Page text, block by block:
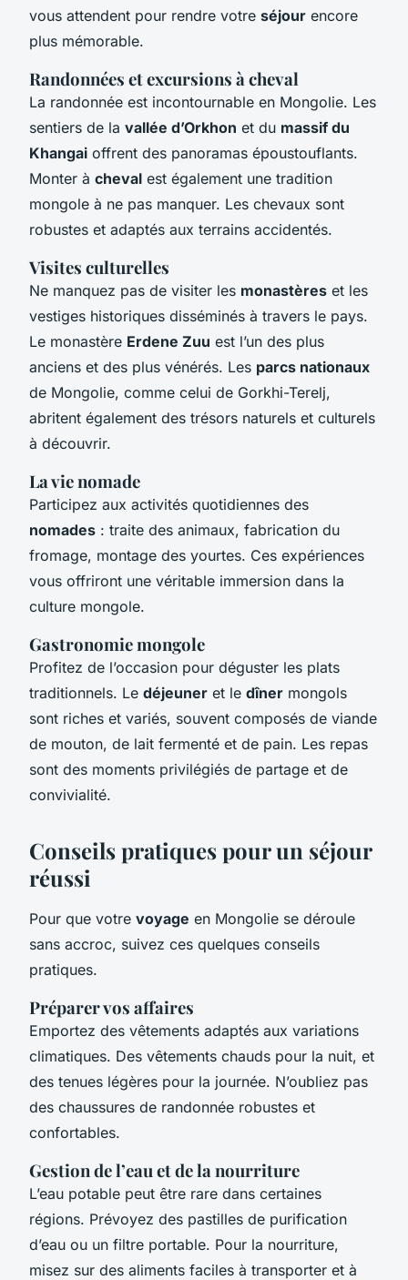
vous attendent pour rendre votre séjour encore
plus mémorable.
Randonnées et excursions à cheval
La randonnée est incontournable en Mongolie. Les
sentiers de la vallée d’Orkhon et du massif du
Khangai offrent des panoramas époustouflants.
Monter à cheval est également une tradition
mongole à ne pas manquer. Les chevaux sont
robustes et adaptés aux terrains accidentés.
Visites culturelles
Ne manquez pas de visiter les monastères et les
vestiges historiques disséminés à travers le pays.
Le monastère Erdene Zuu est l’un des plus
anciens et des plus vénérés. Les parcs nationaux
de Mongolie, comme celui de Gorkhi-Terelj,
abritent également des trésors naturels et culturels
à découvrir.
La vie nomade
Participez aux activités quotidiennes des
nomades : traite des animaux, fabrication du
fromage, montage des yourtes. Ces expériences
vous offriront une véritable immersion dans la
culture mongole.
Gastronomie mongole
Profitez de l’occasion pour déguster les plats
traditionnels. Le déjeuner et le dîner mongols
sont riches et variés, souvent composés de viande
de mouton, de lait fermenté et de pain. Les repas
sont des moments privilégiés de partage et de
convivialité.
Conseils pratiques pour un séjour
réussi
Pour que votre voyage en Mongolie se déroule
sans accroc, suivez ces quelques conseils
pratiques.
Préparer vos affaires
Emportez des vêtements adaptés aux variations
climatiques. Des vêtements chauds pour la nuit, et
des tenues légères pour la journée. N’oubliez pas
des chaussures de randonnée robustes et
confortables.
Gestion de l’eau et de la nourriture
L’eau potable peut être rare dans certaines
régions. Prévoyez des pastilles de purification
d’eau ou un filtre portable. Pour la nourriture,
misez sur des aliments faciles à transporter et à